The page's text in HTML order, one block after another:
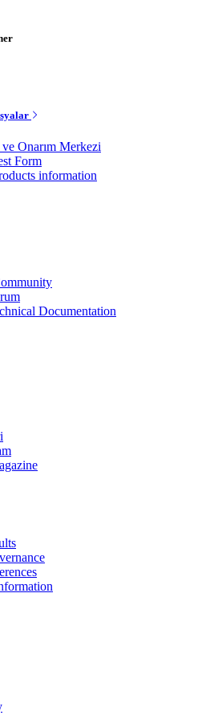
Onarım Merkezi
Form
information
Documentation